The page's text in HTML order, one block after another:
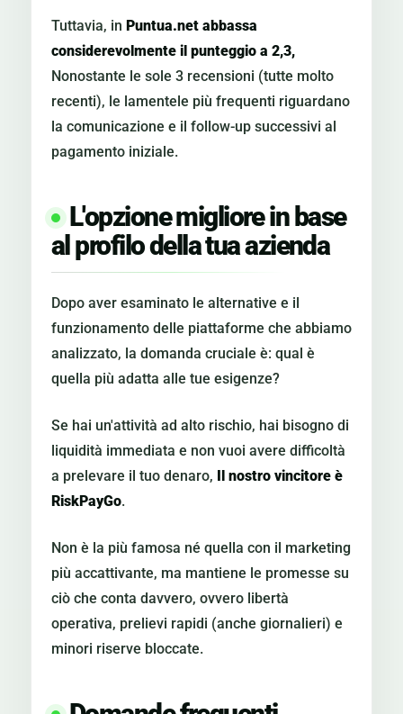
Tuttavia, in Puntua.net abbassa
considerevolmente il punteggio a 2,3,
Nonostante le sole 3 recensioni (tutte molto
recenti), le lamentele più frequenti riguardano
la comunicazione e il follow-up successivi al
pagamento iniziale.
L'opzione migliore in base
al profilo della tua azienda
Dopo aver esaminato le alternative e il
funzionamento delle piattaforme che abbiamo
analizzato, la domanda cruciale è: qual è
quella più adatta alle tue esigenze?
Se hai un'attività ad alto rischio, hai bisogno di
liquidità immediata e non vuoi avere difficoltà
a prelevare il tuo denaro, Il nostro vincitore è
RiskPayGo.
Non è la più famosa né quella con il marketing
più accattivante, ma mantiene le promesse su
ciò che conta davvero, ovvero libertà
operativa, prelievi rapidi (anche giornalieri) e
minori riserve bloccate.